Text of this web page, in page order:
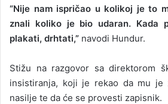
“Nije nam ispričao u kolikoj je to
znali koliko je bio udaran. Kada
plakati, drhtati,” navodi Hundur.
Stižu na razgovor sa direktorom
insistiranja, koji je rekao da mu
nasilje te da će se provesti zapisnik.